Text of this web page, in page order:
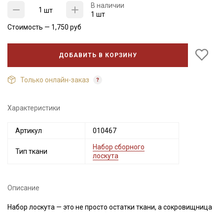
шт
В наличии
1 шт
Стоимость — 1,750 руб
ДОБАВИТЬ В КОРЗИНУ
Только онлайн-заказ
Характеристики
Артикул 010467
Тип ткани
Набор сборного
лоскута
Описание
Набор лоскута — это не просто остатки ткани, а сокровищница
Секретная рассылка от Купава
Мы публикуем здесь дополнительные
промокоды и скидки до 30% на узкие
категории тканей